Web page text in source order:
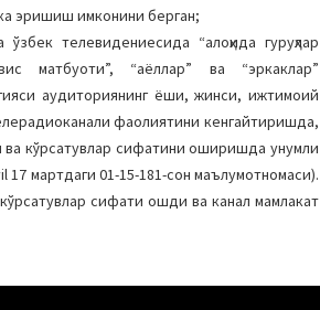
эришиш имконини берган;
телевидениесида “алоҳида гуруҳлар
матбуоти”, “аёллар” ва “эркаклар”
аудиториянинг ёши, жинси, ижтимоий
фаолиятини кенгайтиришда,
кўрсатувлар сифатини оширишда унумли
17 мартдаги 01-15-181-сон маълумотномаси).
сифати ошди ва канал мамлакат